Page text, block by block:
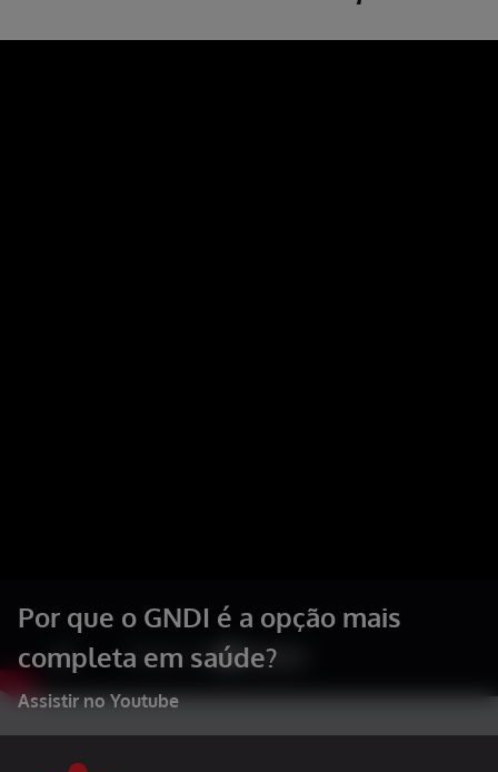
Por que o GNDI é a opção mais
completa em saúde?
Assistir no Youtube